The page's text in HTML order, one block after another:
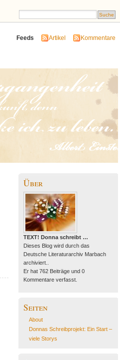
Feeds Artikel Kommentare
Über
TEXT! Donna schreibt …
Dieses Blog wird durch das
Deutsche Literaturarchiv Marbach
archiviert..
Er hat 762 Beiträge und 0
Kommentare verfasst.
Seiten
About
Donnas Schreibprojekt: Ein Start –
viele Storys